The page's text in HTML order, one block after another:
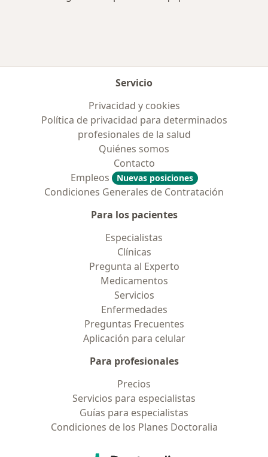
Servicio
Privacidad y cookies
Política de privacidad para determinados
profesionales de la salud
Quiénes somos
Contacto
Empleos
Nuevas posiciones
Condiciones Generales de Contratación
Para los pacientes
Especialistas
Clínicas
Pregunta al Experto
Medicamentos
Servicios
Enfermedades
Preguntas Frecuentes
Aplicación para celular
Para profesionales
Precios
Servicios para especialistas
Guías para especialistas
Condiciones de los Planes Doctoralia